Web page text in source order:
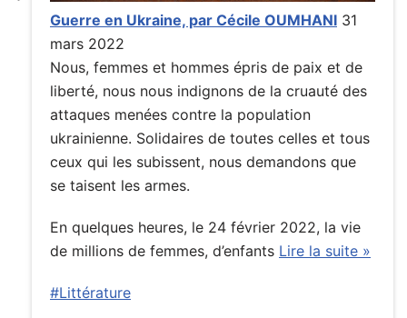
Guerre en Ukraine, par Cécile OUMHANI 31
mars 2022
Nous, femmes et hommes épris de paix et de
liberté, nous nous indignons de la cruauté des
attaques menées contre la population
ukrainienne. Solidaires de toutes celles et tous
ceux qui les subissent, nous demandons que
se taisent les armes.
En quelques heures, le 24 février 2022, la vie
de millions de femmes, d’enfants Lire la suite »
#Littérature